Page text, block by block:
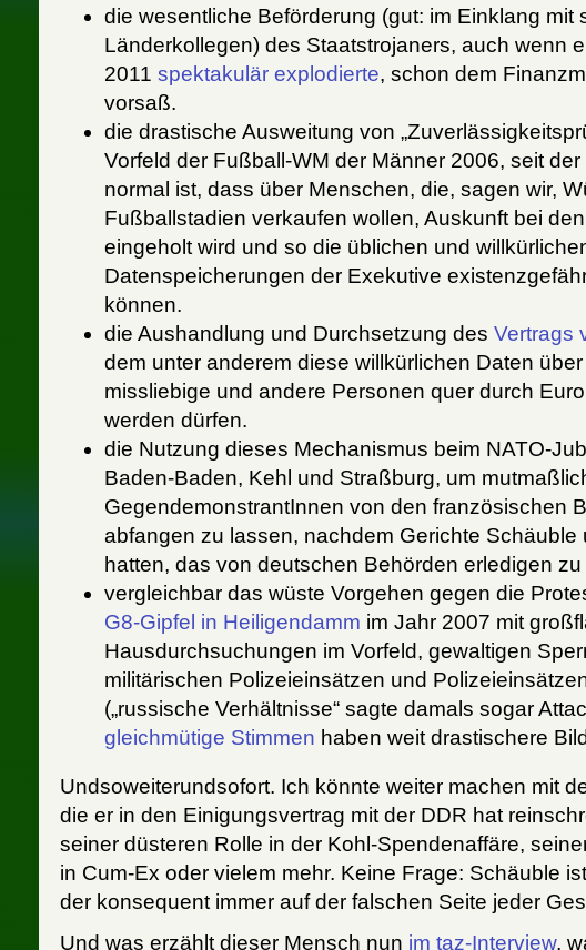
die wesentliche Beförderung (gut: im Einklang mit
Länderkollegen) des Staatstrojaners, auch wenn
2011spektakulär explodierte, schon dem
vorsaß.
die drastische Ausweitung von
Vorfeld der Fußball-WM der Männer 2006, seit
normal ist, dass über Menschen, die, sagen wir,
Fußballstadien verkaufen wollen, Auskunft bei
eingeholt wird und so die üblichen und
Datenspeicherungen der Exekutive
können.
die Aushandlung und Durchsetzung desVertrags
dem unter anderem diese willkürlichen Daten
missliebige und andere Personen quer durch
werden dürfen.
die Nutzung dieses Mechanismus beim NATO-
Baden-Baden, Kehl und Straßburg, um
GegendemonstrantInnen von den französischen
abfangen zu lassen, nachdem Gerichte Schäuble
hatten, das von deutschen Behörden erledigen
vergleichbar das wüste Vorgehen gegen die
G8-Gipfel in Heiligendamm im Jahr 2007 mit
Hausdurchsuchungen im Vorfeld, gewaltigen
militärischen Polizeieinsätzen und
(„russische Verhältnisse“ sagte damals sogar
gleichmütige Stimmen haben weit drastischere
Undsoweiterundsofort. Ich könnte weiter machen mit
die er in den Einigungsvertrag mit der DDR hat
seiner düsteren Rolle in der Kohl-Spendenaffäre,
in Cum-Ex oder vielem mehr. Keine Frage: Schäuble
der konsequent immer auf der falschen Seite jeder
Und was erzählt dieser Mensch nun im taz-Interview,